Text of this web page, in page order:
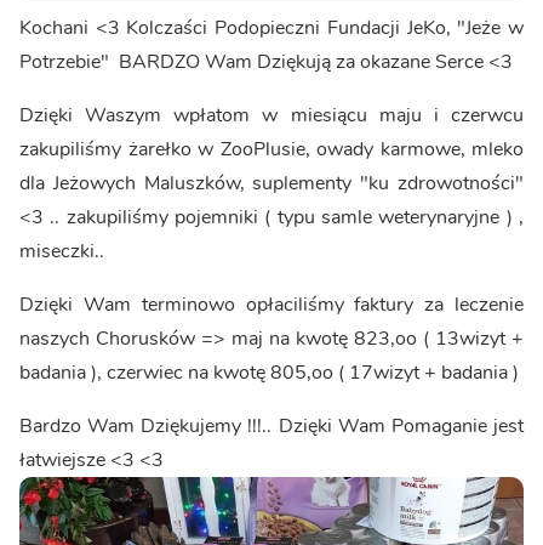
Kochani <3 Kolczaści Podopieczni Fundacji JeKo, "Jeże w
Potrzebie" BARDZO Wam Dziękują za okazane Serce <3
Dzięki Waszym wpłatom w miesiącu maju i czerwcu
zakupiliśmy żarełko w ZooPlusie, owady karmowe, mleko
dla Jeżowych Maluszków, suplementy "ku zdrowotności"
<3 .. zakupiliśmy pojemniki ( typu samle weterynaryjne ) ,
miseczki..
Dzięki Wam terminowo opłaciliśmy faktury za leczenie
naszych Chorusków => maj na kwotę 823,oo ( 13wizyt +
badania ), czerwiec na kwotę 805,oo ( 17wizyt + badania )
Bardzo Wam Dziękujemy !!!.. Dzięki Wam Pomaganie jest
łatwiejsze <3 <3